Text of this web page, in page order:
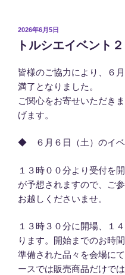
投
稿
日:
2026年6月5日
トルシエイベント
皆様のご協力により、６
満了となりました。
ご関心をお寄せいただき
げます。
◆ ６月６日（土）のイベ
１３時００分より受付を
が予想されますので、ご
お越しくださいませ。
１３時３０分に開場、１
ります。開始までのお時
準備された品々を会場に
ースでは販売商品だけで